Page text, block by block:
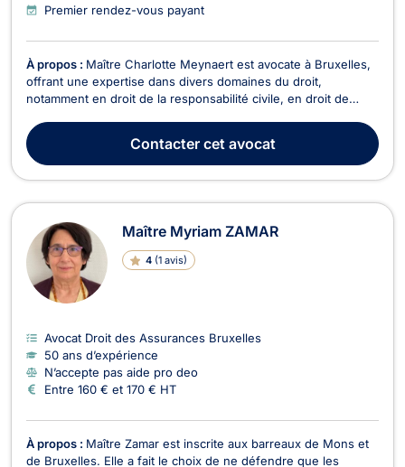
Premier rendez-vous payant
À propos : Maître Charlotte Meynaert est avocate à Bruxelles,
offrant une expertise dans divers domaines du droit,
notamment en droit de la responsabilité civile, en droit de
en droit de la circulation routière, en droit du bail et en
recouvrement de créances. Maître Meynaert ...
Contactercet avocat
Maître Myriam ZAMAR
4 (1 avis)
Avocat Droit des Assurances Bruxelles
50 ans d’expérience
N’accepte pas aide pro deo
Entre 160 € et 170 € HT
À propos : Maître Zamar est inscrite aux barreaux de Mons et
de Bruxelles. Elle a fait le choix de ne défendre que les